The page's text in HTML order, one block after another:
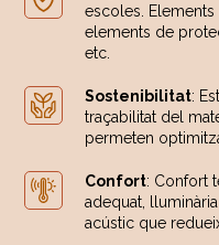
escoles. Elements
elements de
etc.
Sostenibilitat:
traçabilitat del
permeten
Confort: Confort
adequat,
acústic que